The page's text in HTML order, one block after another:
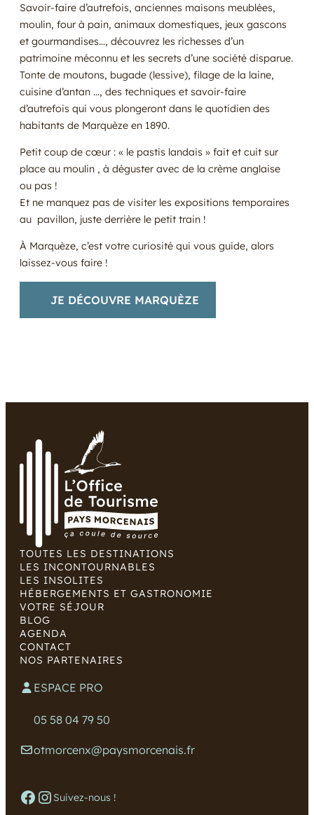
Savoir-faire d’autrefois, anciennes maisons meublées,
moulin, four à pain, animaux domestiques, jeux gascons
et gourmandises…, découvrez les richesses d’un
patrimoine méconnu et les secrets d’une société disparue.
Tonte de moutons, bugade (lessive), filage de la laine,
cuisine d’antan …, des techniques et savoir-faire
d’autrefois qui vous plongeront dans le quotidien des
habitants de Marquèze en 1890.
Petit coup de cœur : « le pastis landais » fait et cuit sur
place au moulin , à déguster avec de la crème anglaise
ou pas !
Et ne manquez pas de visiter les expositions temporaires
au pavillon, juste derrière le petit train !
À Marquèze, c’est votre curiosité qui vous guide, alors
laissez-vous faire !
JE DÉCOUVRE MARQUÈZE
TOUTES LES DESTINATIONS
LES INCONTOURNABLES
LES INSOLITES
HÉBERGEMENTS ET GASTRONOMIE
VOTRE SÉJOUR
BLOG
AGENDA
CONTACT
NOS PARTENAIRES
ESPACE PRO
05 58 04 79 50
otmorcenx@paysmorcenais.fr
Facebook Instagram Suivez-nous !